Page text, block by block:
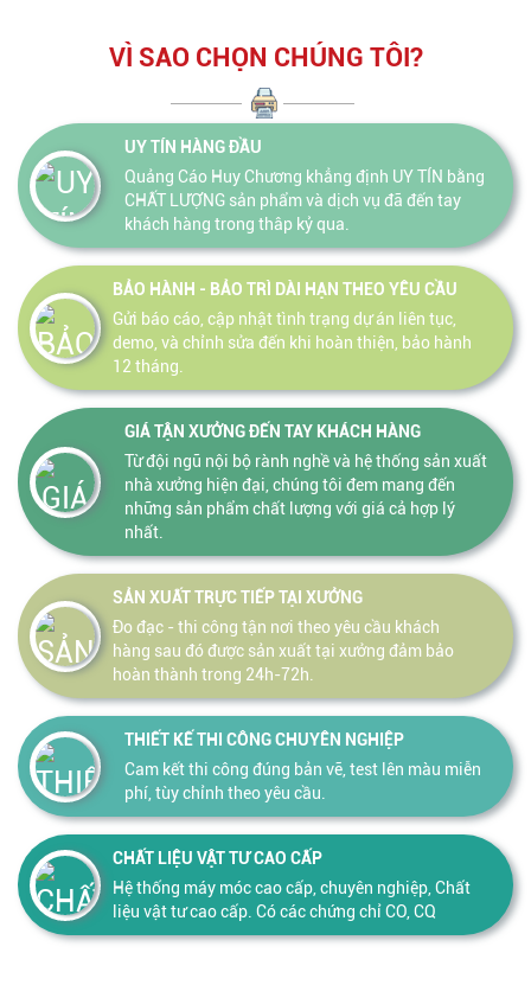
VÌ SAO CHỌN CHÚNG TÔI?
UY TÍN HÀNG ĐẦU
Quảng Cáo Huy Chương khẳng định UY TÍN bằng
CHẤT LƯỢNG sản phẩm và dịch vụ đã đến tay
khách hàng trong thâp kỷ qua.
BẢO HÀNH - BẢO TRÌ DÀI HẠN THEO YÊU CẦU
Gửi báo cáo, cập nhật tình trạng dự án liên tục,
demo, và chỉnh sửa đến khi hoàn thiện, bảo hành
12 tháng.
GIÁ TẬN XƯỞNG ĐẾN TAY KHÁCH HÀNG
Từ đội ngũ nội bộ rành nghề và hệ thống sản xuất
nhà xưởng hiện đại, chúng tôi đem mang đến
những sản phẩm chất lượng với giá cả hợp lý
nhất.
SẢN XUẤT TRỰC TIẾP TẠI XƯỞNG
Đo đạc - thi công tận nơi theo yêu cầu khách
hàng sau đó được sản xuất tại xưởng đảm bảo
hoàn thành trong 24h-72h.
THIẾT KẾ THI CÔNG CHUYÊN NGHIỆP
Cam kết thi công đúng bản vẽ, test lên màu miễn
phí, tùy chỉnh theo yêu cầu.
CHẤT LIỆU VẬT TƯ CAO CẤP
Hệ thống máy móc cao cấp, chuyên nghiệp, Chất
liệu vật tư cao cấp. Có các chứng chỉ CO, CQ